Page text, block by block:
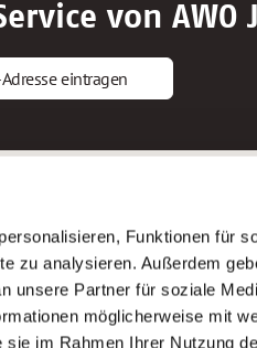
Funktionen für
zu analysieren. Außerdem
unsere Partner für soziale
möglicherweise mit
im Rahmen Ihrer Nutzung
von AWO
eintragen
AWO Gliederungen nach
Stellenangebote nach
Sitemap
Impressum
Datenschutz